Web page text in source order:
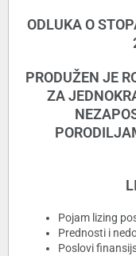
ODLUKA O
PRODUŽEN JE
ZA
Pojam lizing
Prednosti i
Poslovi